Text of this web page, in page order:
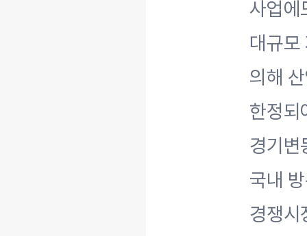
사업에
대규모
의해
한정되
경기변
국내
경쟁시